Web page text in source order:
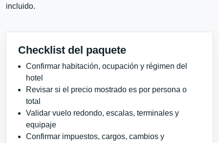
incluido.
Checklist del paquete
Confirmar habitación, ocupación y régimen del
hotel
Revisar si el precio mostrado es por persona o
total
Validar vuelo redondo, escalas, terminales y
equipaje
Confirmar impuestos, cargos, cambios y